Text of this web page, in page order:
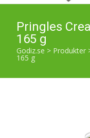
Pringles
165 g
Godiz.se > Produkter
165 g